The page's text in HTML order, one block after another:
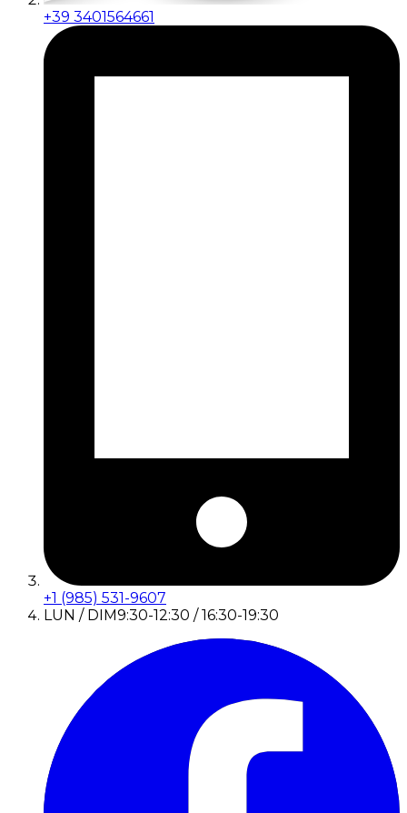
+39 3401564661
+1 (985) 531-9607
LUN / DIM9:30-12:30 / 16:30-19:30